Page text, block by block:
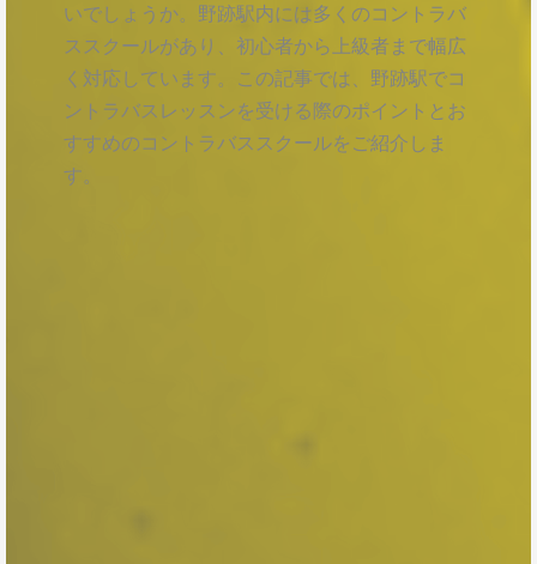
いでしょうか。野跡駅内には多くのコントラバ
ススクールがあり、初心者から上級者まで幅広
く対応しています。この記事では、野跡駅でコ
ントラバスレッスンを受ける際のポイントとお
すすめのコントラバススクールをご紹介しま
す。